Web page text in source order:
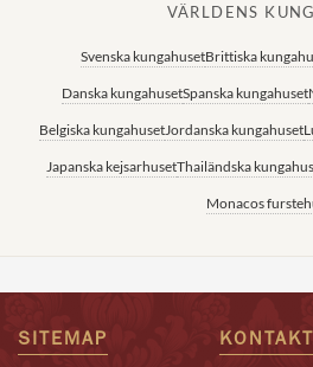
VÄRLDENS
Svenska kungahusetBrittiska
Danska kungahusetSpanska kungahuset
Belgiska kungahusetJordanska kungahuset
Japanska kejsarhusetThailändska
Monacos
SITEMAP